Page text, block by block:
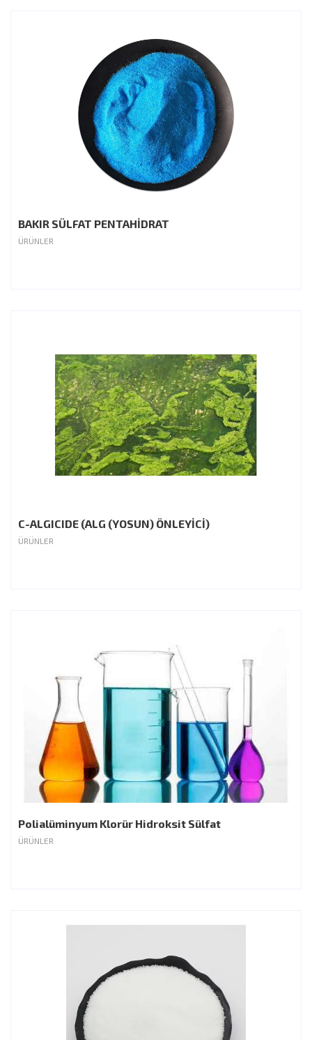
BAKIR SÜLFAT PENTAHİDRAT
ÜRÜNLER
C-ALGICIDE (ALG (YOSUN) ÖNLEYİCİ)
ÜRÜNLER
Polialüminyum Klorür Hidroksit Sülfat
ÜRÜNLER